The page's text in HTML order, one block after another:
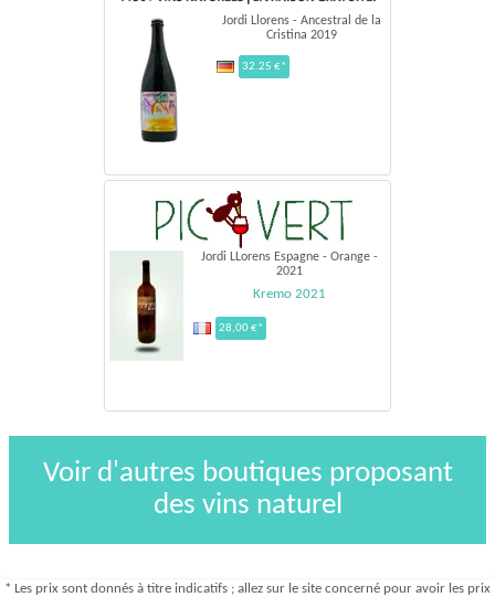
Jordi Llorens - Ancestral de la
Cristina 2019
32.25 €*
Jordi LLorens Espagne - Orange -
2021
Kremo 2021
28,00 €*
Voir d'autres boutiques proposant
des vins naturel
* Les prix sont donnés à titre indicatifs ; allez sur le site concerné pour avoir les prix